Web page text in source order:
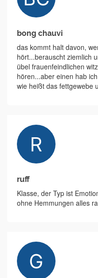
bong chauvi
das kommt halt davon,
hört...berauscht ziemlich
übel frauenfeindlichen
hören...aber einen hab
wie heißt das fettgewebe
ruff
Klasse, der Typ ist
ohne Hemmungen alles